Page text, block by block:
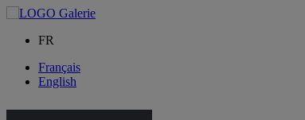
FR
Français
English